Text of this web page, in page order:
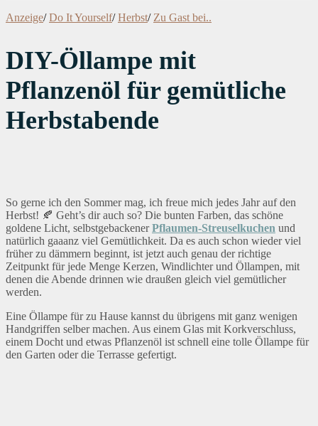
Anzeige/ Do It Yourself/ Herbst/ Zu Gast bei..
DIY-Öllampe mit
Pflanzenöl für gemütliche
Herbstabende
So gerne ich den Sommer mag, ich freue mich jedes Jahr auf den
Herbst! 🍂 Geht’s dir auch so? Die bunten Farben, das schöne
goldene Licht, selbstgebackenerPflaumen-Streuselkuchen und
natürlich gaaanz viel Gemütlichkeit. Da es auch schon wieder viel
früher zu dämmern beginnt, ist jetzt auch genau der richtige
Zeitpunkt für jede Menge Kerzen, Windlichter und Öllampen, mit
denen die Abende drinnen wie draußen gleich viel gemütlicher
werden.
Eine Öllampe für zu Hause kannst du übrigens mit ganz wenigen
Handgriffen selber machen. Aus einem Glas mit Korkverschluss,
einem Docht und etwas Pflanzenöl ist schnell eine tolle Öllampe für
den Garten oder die Terrasse gefertigt.